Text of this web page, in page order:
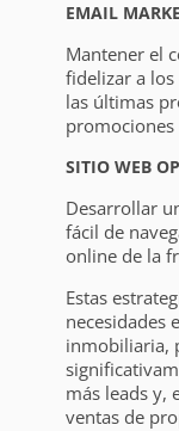
EMAIL
Mantener el
fidelizar a
las últimas
promociones
SITIO WEB
Desarrollar
fácil de
online de la
Estas
necesidades
inmobiliaria,
más leads y,
ventas de